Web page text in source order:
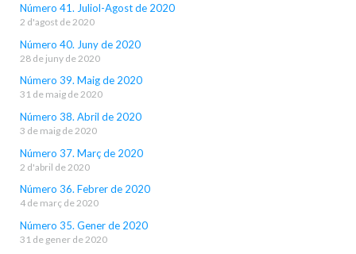
Número 41. Juliol-Agost de 2020
2 d'agost de 2020
Número 40. Juny de 2020
28 de juny de 2020
Número 39. Maig de 2020
31 de maig de 2020
Número 38. Abril de 2020
3 de maig de 2020
Número 37. Març de 2020
2 d'abril de 2020
Número 36. Febrer de 2020
4 de març de 2020
Número 35. Gener de 2020
31 de gener de 2020